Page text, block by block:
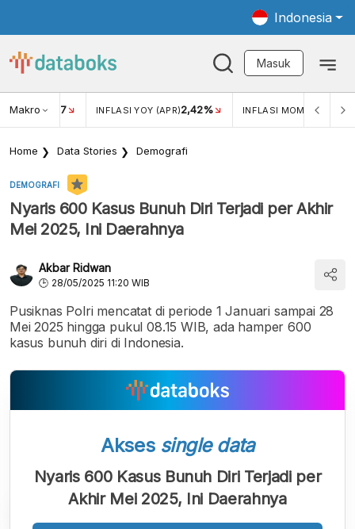
Indonesia
Masuk
Makro
USD/IDR 17 INFLASI YOY (APR)2,42% INFLASI MOM (MAR)
Home Data Stories Demografi
DEMOGRAFI
Nyaris 600 Kasus Bunuh Diri Terjadi per Akhir
Mei 2025, Ini Daerahnya
Akbar Ridwan
28/05/2025 11:20 WIB
Pusiknas Polri mencatat di periode 1 Januari sampai 28
Mei 2025 hingga pukul 08.15 WIB, ada hamper 600
kasus bunuh diri di Indonesia.
Akses single data
Nyaris 600 Kasus Bunuh Diri Terjadi per
Akhir Mei 2025, Ini Daerahnya